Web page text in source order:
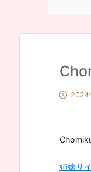
 2024
姉妹サ